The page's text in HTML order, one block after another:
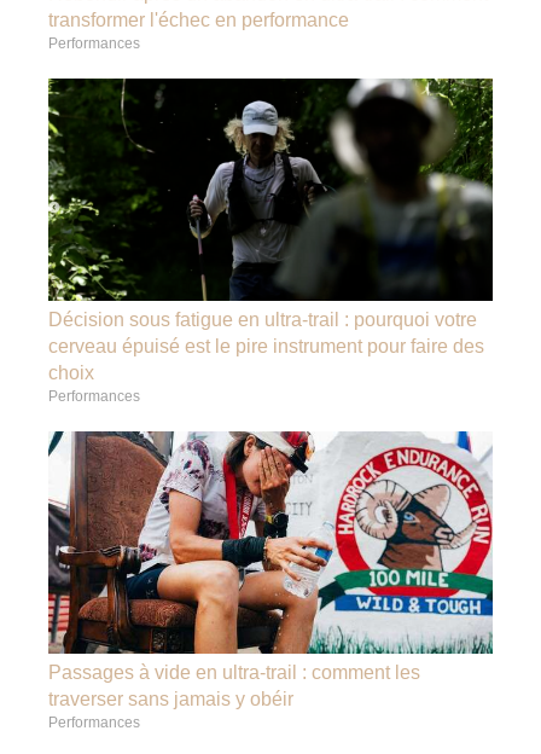
transformer l'échec en performance
Performances
Décision sous fatigue en ultra-trail : pourquoi votre
cerveau épuisé est le pire instrument pour faire des
choix
Performances
Passages à vide en ultra-trail : comment les
traverser sans jamais y obéir
Performances